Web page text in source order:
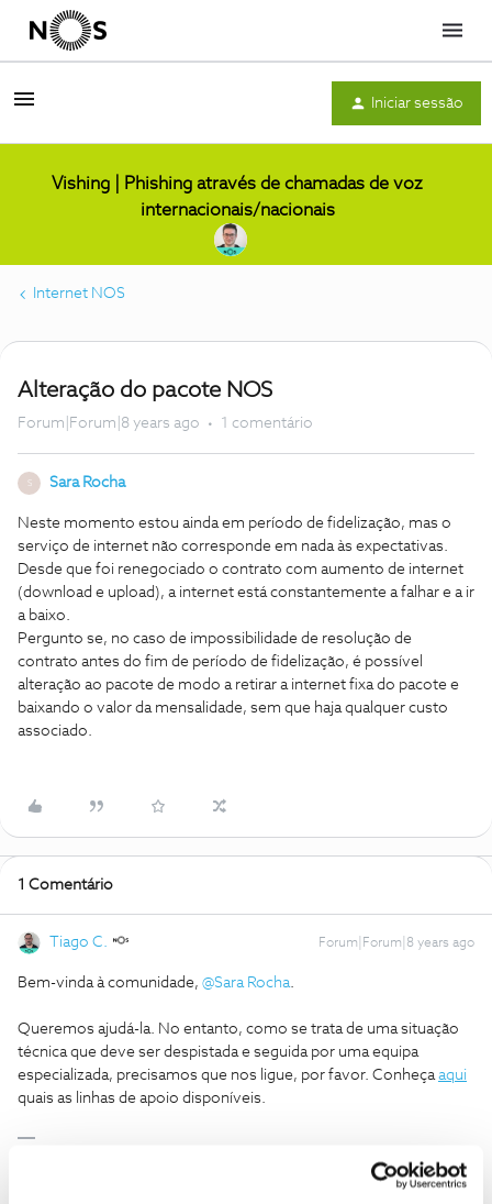
Menu
Iniciar sessão
Vishing | Phishing através de chamadas de voz
internacionais/nacionais
Internet NOS
Alteração do pacote NOS
Forum|Forum|8 years ago 1 comentário
S Sara Rocha
Neste momento estou ainda em período de fidelização, mas o
serviço de internet não corresponde em nada às expectativas.
Desde que foi renegociado o contrato com aumento de internet
(download e upload), a internet está constantemente a falhar e a ir
a baixo.
Pergunto se, no caso de impossibilidade de resolução de
contrato antes do fim de período de fidelização, é possível
alteração ao pacote de modo a retirar a internet fixa do pacote e
baixando o valor da mensalidade, sem que haja qualquer custo
associado.
1 Comentário
Tiago C. Forum|Forum|8 years ago
Bem-vinda à comunidade, @Sara Rocha.
Queremos ajudá-la. No entanto, como se trata de uma situação
técnica que deve ser despistada e seguida por uma equipa
especializada, precisamos que nos ligue, por favor. Conheçaaqui
quais as linhas de apoio disponíveis.
como "Melhor Resposta" e faça "Like" nos melhores comentários.